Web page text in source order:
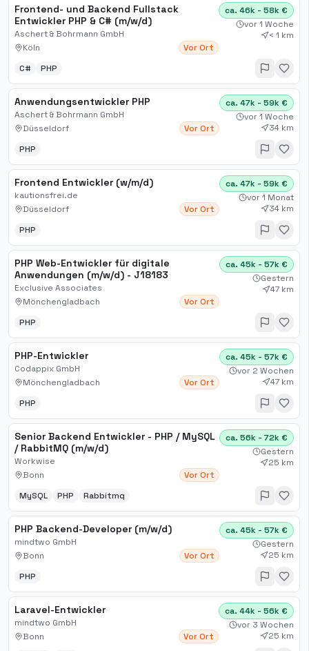
Frontend- und Backend Fullstack
Entwickler PHP & C# (m/w/d)
Aschert & Bohrmann GmbH
Köln
Vor Ort
ca. 46k - 58k €
vor 1 Woche
< 1 km
C# PHP
Anwendungsentwickler PHP
Aschert & Bohrmann GmbH
Düsseldorf
Vor Ort
ca. 47k - 59k €
vor 1 Woche
34 km
PHP
Frontend Entwickler (w/m/d)
kautionsfrei.de
Düsseldorf
Vor Ort
ca. 47k - 59k €
vor 1 Monat
34 km
PHP
PHP Web-Entwickler für digitale
Anwendungen (m/w/d) - J18183
Exclusive Associates
Mönchengladbach
Vor Ort
ca. 45k - 57k €
Gestern
47 km
PHP
PHP-Entwickler
Codappix GmbH
Mönchengladbach
Vor Ort
ca. 45k - 57k €
vor 2 Wochen
47 km
PHP
Senior Backend Entwickler - PHP / MySQL
/ RabbitMQ (m/w/d)
Workwise
Bonn
Vor Ort
ca. 56k - 72k €
Gestern
25 km
MySQL PHP Rabbitmq
PHP Backend-Developer (m/w/d)
mindtwo GmbH
Bonn
Vor Ort
ca. 45k - 57k €
Gestern
25 km
PHP
Laravel-Entwickler
mindtwo GmbH
Bonn
Vor Ort
ca. 44k - 56k €
vor 3 Wochen
25 km